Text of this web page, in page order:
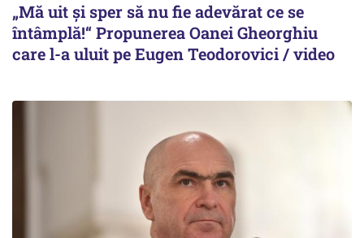
„Mă uit și sper să nu fie adevărat ce se
întâmplă!“ Propunerea Oanei Gheorghiu
care l-a uluit pe Eugen Teodorovici / video